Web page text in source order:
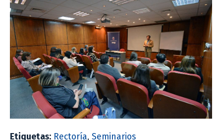
Etiquetas: Rectoría, Seminarios